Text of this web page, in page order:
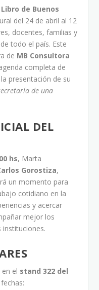
de Buenos
del 24 de abril al 12
docentes, familias y
todo el país. Este
de MB Consultora
completa de
presentación de su
de una
DEL
hs, Marta
Gorostiza,
un momento para
cotidiano en la
y acercar
mejor los
instituciones.
el stand 322 del